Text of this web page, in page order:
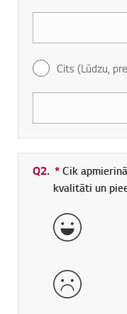
Cits (Lūdzu,
Q2. *Obligāti
Cik
kvalitāti un
ļoti labi
slikts